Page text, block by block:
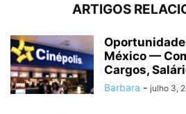
ARTIGOS
México —
Cargos,
Barbara - julho 3,